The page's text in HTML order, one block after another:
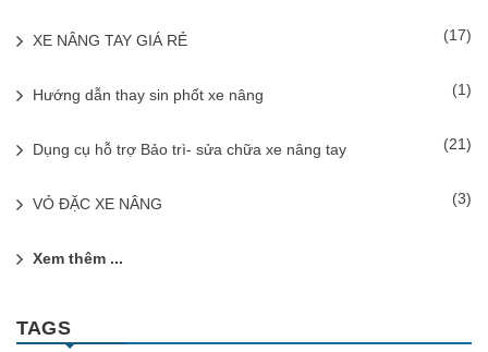
XE NÂNG TAY GIÁ RẺ (17)
Hướng dẫn thay sin phốt xe nâng (1)
Dụng cụ hỗ trợ Bảo trì- sửa chữa xe nâng tay (21)
VỎ ĐẶC XE NÂNG (3)
Xem thêm ...
TAGS